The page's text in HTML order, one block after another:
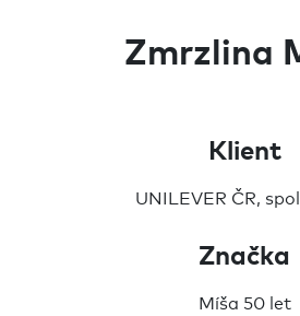
Zmrzlina
Klient
UNILEVER ČR,
Značka
Míša 50 let